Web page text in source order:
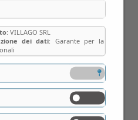
: VILLAGO SRL
dei dati: Garante per la